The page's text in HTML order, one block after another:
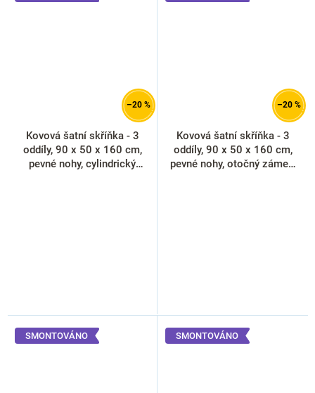
–20 %
Kovová šatní skříňka - 3
oddíly, 90 x 50 x 160 cm,
pevné nohy, cylindrický
–20 %
Kovová šatní skříňka - 3
oddíly, 90 x 50 x 160 cm,
pevné nohy, otočný zámek,
SMONTOVÁNO SMONTOVÁNO